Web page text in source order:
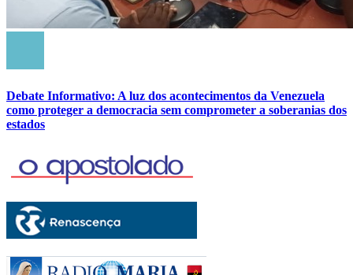
Debate Informativo: A luz dos acontecimentos da Venezuela
como proteger a democracia sem comprometer a soberanias dos
estados